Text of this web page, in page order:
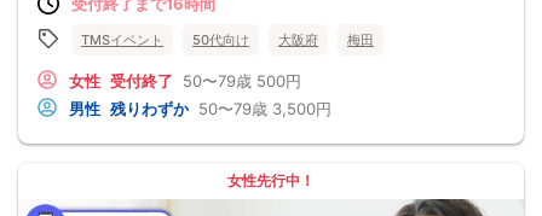
受付終了まで16時間
TMSイベント 50代向け 大阪府 梅田
女性 受付終了 50〜79歳 500円
男性 残りわずか 50〜79歳 3,500円
女性先行中！